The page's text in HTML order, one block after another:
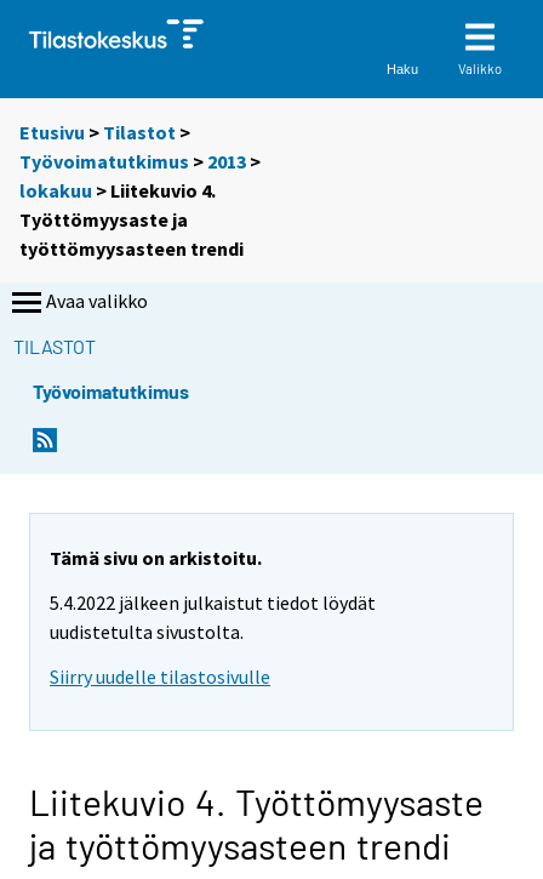
Haku Valikko
Etusivu > Tilastot >
Työvoimatutkimus > 2013 >
lokakuu > Liitekuvio 4.
Työttömyysaste ja
työttömyysasteen trendi
Avaa valikko
TILASTOT
Työvoimatutkimus
Tämä sivu on arkistoitu.
5.4.2022 jälkeen julkaistut tiedot löydät
uudistetulta sivustolta.
Siirry uudelle tilastosivulle
Liitekuvio 4. Työttömyysaste
ja työttömyysasteen trendi